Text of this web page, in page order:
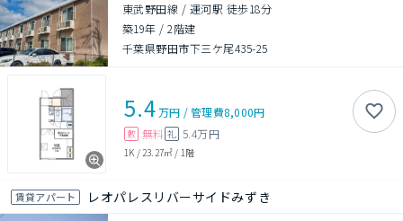
東武野田線 / 運河駅 徒歩18分
築19年 /2階建
千葉県野田市下三ケ尾435-25
5.4万円 /管理費8,000円
敷 無料 礼 5.4万円
1K / 23.27㎡ / 1階
賃貸アパート レオパレスリバーサイドみずき